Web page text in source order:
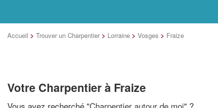
Accueil > Trouver un Charpentier > Lorraine > Vosges > Fraize
Votre Charpentier à Fraize
Vous avez recherché "Charpentier autour de moi" ?